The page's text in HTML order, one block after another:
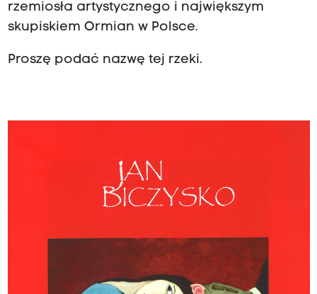
rzemiosła artystycznego i największym
skupiskiem Ormian w Polsce.
Proszę podać nazwę tej rzeki.